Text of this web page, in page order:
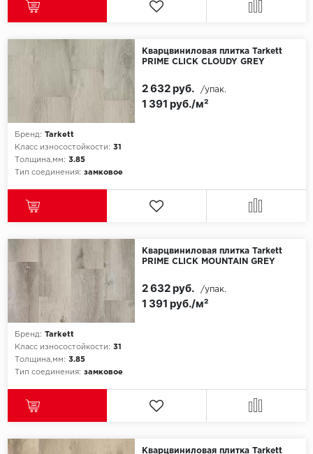
Кварцвиниловая плитка Tarkett
PRIME CLICK CLOUDY GREY
Бренд: Tarkett
Класс износостойкости: 31
Толщина,мм: 3.85
Тип соединения: замковое
1 391 руб./м²
2 632 руб. /упак.
Кварцвиниловая плитка Tarkett
PRIME CLICK MOUNTAIN GREY
Бренд: Tarkett
Класс износостойкости: 31
Толщина,мм: 3.85
Тип соединения: замковое
1 391 руб./м²
2 632 руб. /упак.
Кварцвиниловая плитка Tarkett